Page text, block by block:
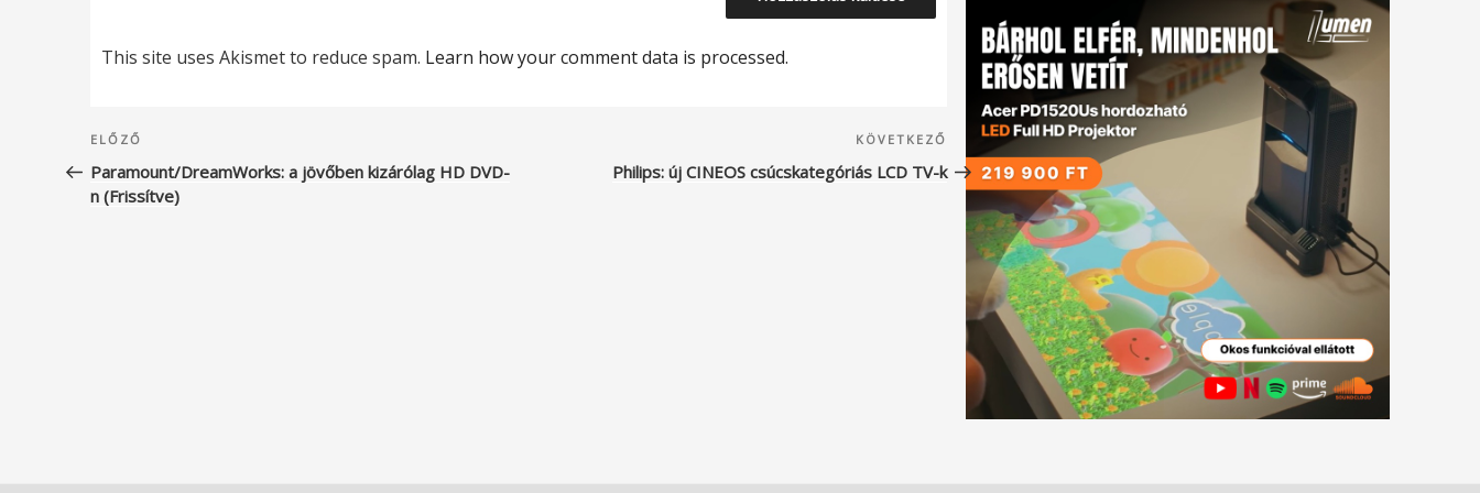
This site uses Akismet to reduce spam. Learn how your comment data is processed.
Bejegyzés
navigáció
Korábbi
bejegyzés
ELŐZŐ
Paramount/DreamWorks: a jövőben kizárólag HD DVD-
n (Frissítve)
Következő
bejegyzés
KÖVETKEZŐ
Philips: új CINEOS csúcskategóriás LCD TV-k